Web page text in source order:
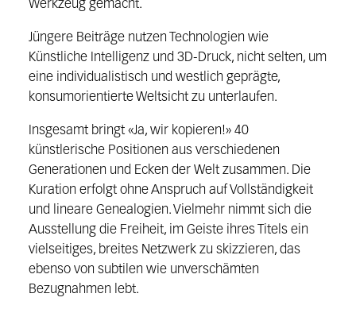
Werkzeug gemacht.
Jüngere Beiträge nutzen Technologien wie
Künstliche Intelligenz und 3D-Druck, nicht selten, um
eine individualistisch und westlich geprägte,
konsumorientierte Weltsicht zu unterlaufen.
Insgesamt bringt«Ja, wir kopieren!» 40
künstlerische Positionen aus verschiedenen
Generationen und Ecken der Welt zusammen. Die
Kuration erfolgt ohne Anspruch auf Vollständigkeit
und lineare Genealogien. Vielmehr nimmt sich die
Ausstellung die Freiheit, im Geiste ihres Titels ein
vielseitiges, breites Netzwerk zu skizzieren, das
ebenso von subtilen wie unverschämten
Bezugnahmen lebt.